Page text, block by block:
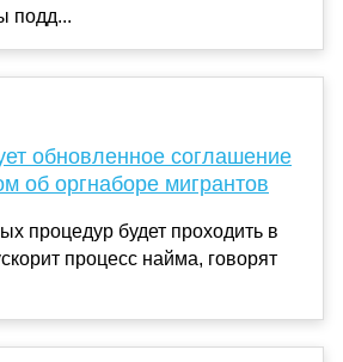
подд...
обновленное соглашение
об оргнаборе мигрантов
процедур будет проходить в
процесс найма, говорят